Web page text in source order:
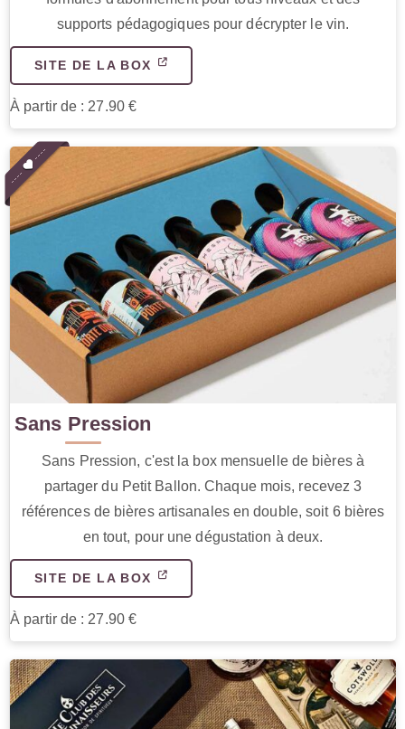
supports pédagogiques pour décrypter le vin.
SITE DE LA BOX
À partir de : 27.90 €
Sans Pression
Sans Pression, c'est la box mensuelle de bières à
partager du Petit Ballon. Chaque mois, recevez 3
références de bières artisanales en double, soit 6 bières
en tout, pour une dégustation à deux.
SITE DE LA BOX
À partir de : 27.90 €